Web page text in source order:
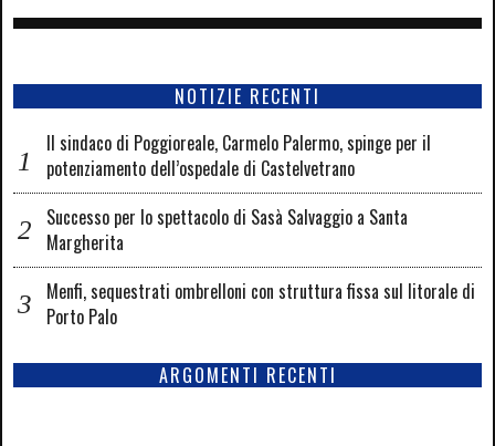
NOTIZIE RECENTI
Il sindaco di Poggioreale, Carmelo Palermo, spinge per il
potenziamento dell’ospedale di Castelvetrano
Successo per lo spettacolo di Sasà Salvaggio a Santa
Margherita
Menfi, sequestrati ombrelloni con struttura fissa sul litorale di
Porto Palo
ARGOMENTI RECENTI